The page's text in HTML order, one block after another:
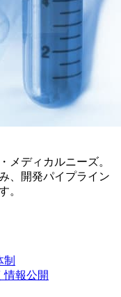
メディカルニーズ。
、開発パイプライン
。
情報公開